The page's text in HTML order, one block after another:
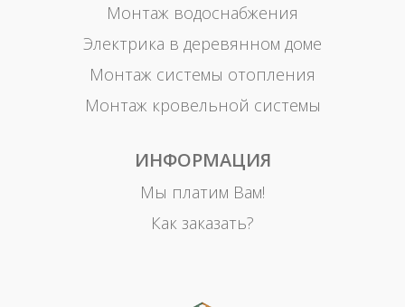
Монтаж водоснабжения
Электрика в деревянном доме
Монтаж системы отопления
Монтаж кровельной системы
ИНФОРМАЦИЯ
Мы платим Вам!
Как заказать?